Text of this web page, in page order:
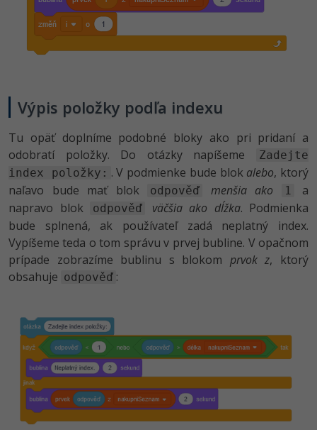
Výpis položky podľa indexu
Tu opäť doplníme podobné bloky ako pri pridaní a
odobratí položky. Do otázky napíšeme
Zadejte
index položky: . V podmienke bude blok alebo, ktorý
naľavo bude mať blok
odpověď menšia ako 1
a
napravo blok
odpověď väčšia ako dĺžka. Podmienka
bude splnená, ak používateľ zadá neplatný index.
Vypíšeme teda o tom správu v prvej bubline. V opačnom
prípade zobrazíme bublinu s blokom prvok z, ktorý
obsahuje odpověď :